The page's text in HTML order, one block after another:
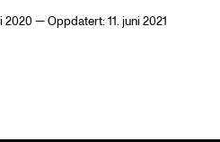
2020 — Oppdatert: 11. juni 2021